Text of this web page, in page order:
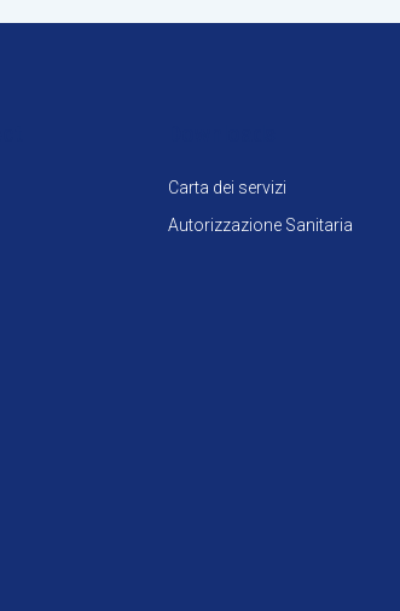
Carta dei servizi
Autorizzazione Sanitaria